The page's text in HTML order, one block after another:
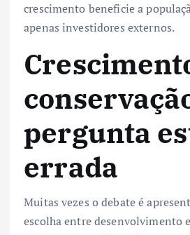
crescimento beneficie a
apenas investidores externos.
pergunta
errada
Muitas vezes o debate é
escolha entre desenvolvimento